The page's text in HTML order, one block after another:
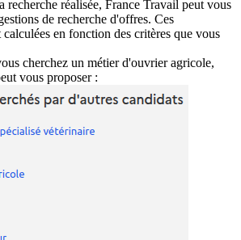
recherche réalisée, France Travail peut vous
de recherche d'offres. Ces
calculées en fonction des critères que vous
cherchez un métier d'ouvrier agricole,
vous proposer :